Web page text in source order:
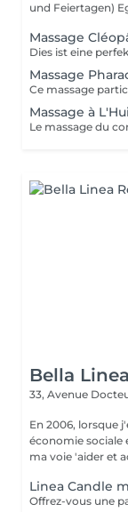
Massage
Massage
Massage à
Bella
33, Avenue
En 2006, lorsque
économie sociale
ma voie 'aider et
Linea Candle